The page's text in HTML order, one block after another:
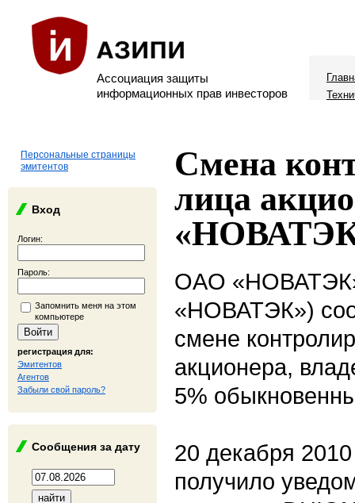
Ассоциация защиты
информационных прав инвесторов
Персональные страницы
эмитентов
Вход
Логин:
Пароль:
Запомнить меня на этом
компьютере
регистрация для:
Эмитентов
Агентов
Забыли свой пароль?
Сообщения за дату
Смена
лица
OAO
«НОВАТЭК»)
смене
акционера,
5%
20 декабря
получило